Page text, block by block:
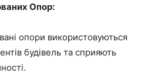
Опор:
опори використовуються
будівель та сприяють